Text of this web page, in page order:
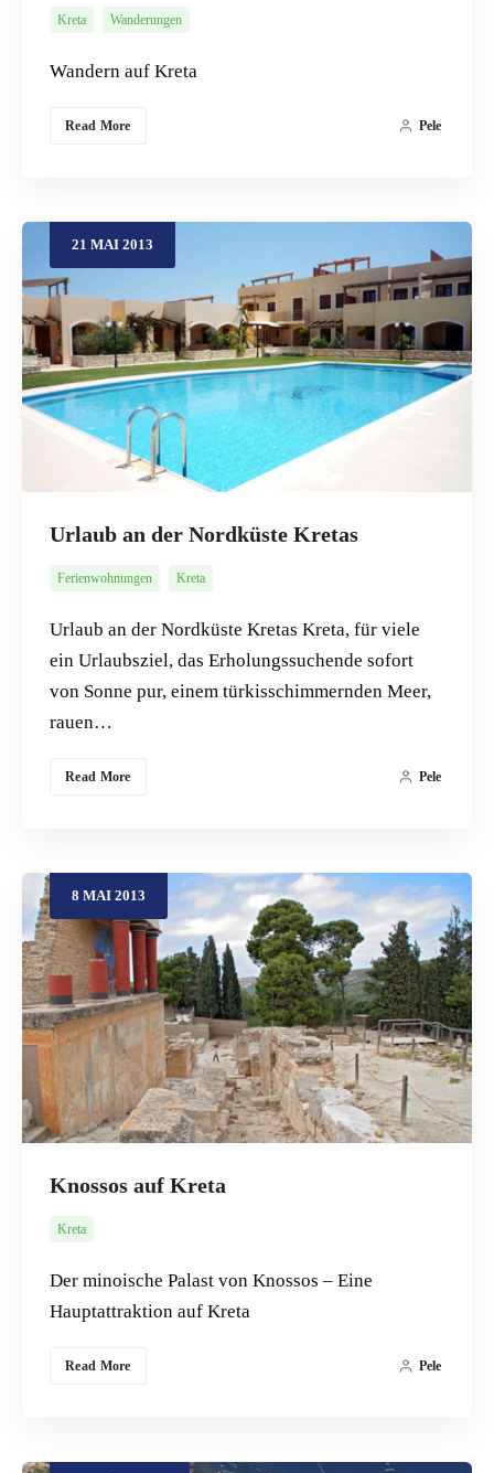
Kreta Wanderungen
Wandern auf Kreta
Read More Pele
21 MAI 2013
Urlaub an der Nordküste Kretas
Ferienwohnungen Kreta
Urlaub an der Nordküste Kretas Kreta, für viele
ein Urlaubsziel, das Erholungssuchende sofort
von Sonne pur, einem türkisschimmernden Meer,
rauen…
Read More Pele
8 MAI 2013
Knossos auf Kreta
Kreta
Der minoische Palast von Knossos – Eine
Hauptattraktion auf Kreta
Read More Pele